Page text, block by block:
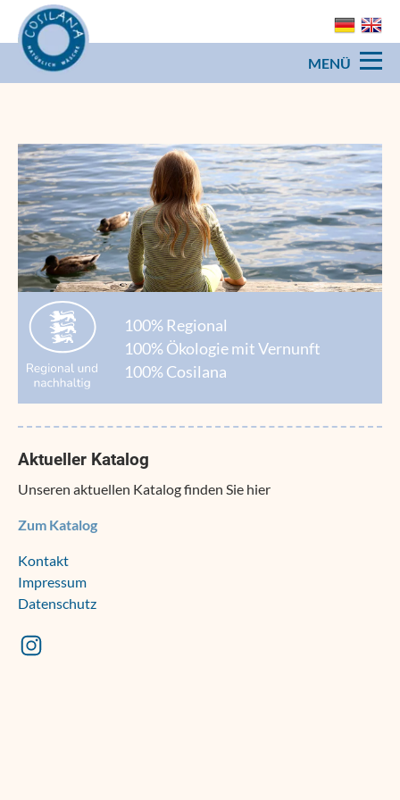
MENÜ
100% Regional
100% Ökologie mit Vernunft
100% Cosilana
Aktueller Katalog
Unseren aktuellen Katalog finden Sie hier
Zum Katalog
Navigation
überspringen
Kontakt
Impressum
Datenschutz